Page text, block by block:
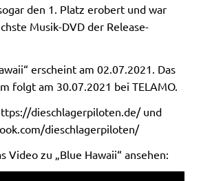
den 1. Platz erobert und war
Musik-DVD der Release-
erscheint am 02.07.2021. Das
folgt am 30.07.2021 bei TELAMO.
dieschlagerpiloten.de/ und
dieschlagerpiloten/
Video zu „Blue Hawaii“ ansehen: